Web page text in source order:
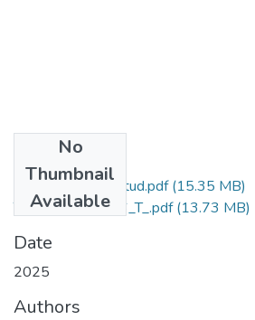
No
Thumbnail
Available
Grado de Similitud.pdf(15.35 MB)
T036_47424566_T_.pdf(13.73 MB)
Date
2025
Authors